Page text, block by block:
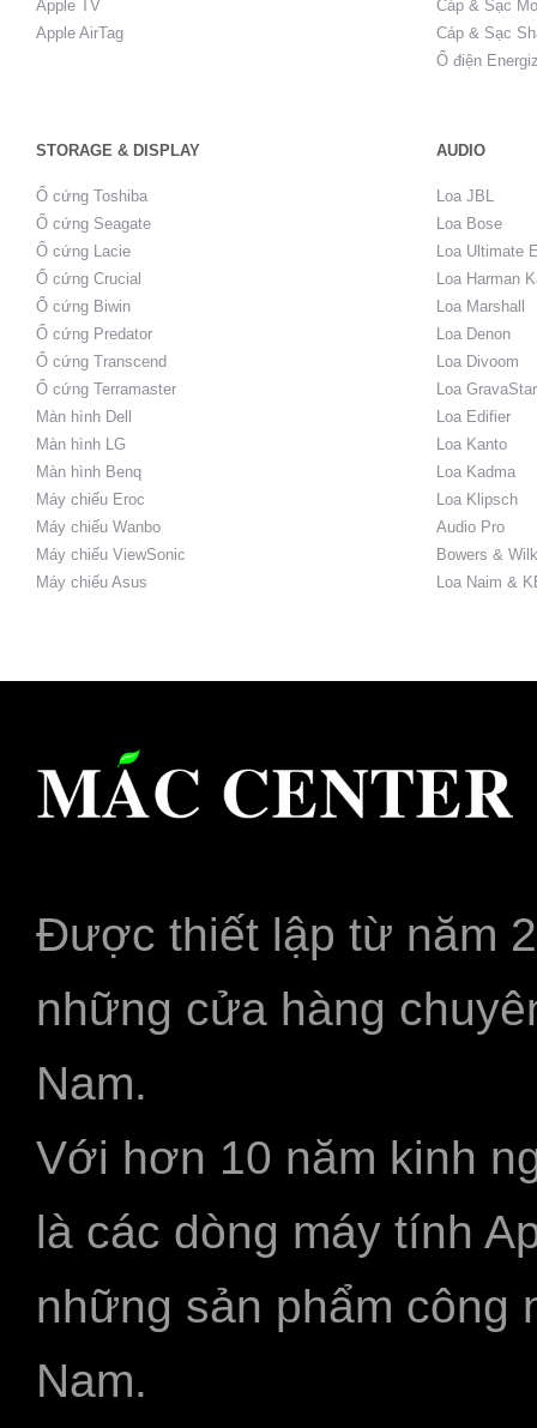
Apple TV
Apple AirTag
Cáp & Sạc
Cáp & Sạc
Ổ điện
STORAGE & DISPLAY AUDIO
Ổ cứng Toshiba
Ổ cứng Seagate
Ổ cứng Lacie
Ổ cứng Crucial
Ổ cứng Biwin
Ổ cứng Predator
Ổ cứng Transcend
Ổ cứng Terramaster
Màn hình Dell
Màn hình LG
Màn hình Benq
Máy chiếu Eroc
Máy chiếu Wanbo
Máy chiếu ViewSonic
Máy chiếu Asus
Loa JBL
Loa Bose
Loa Ultimate
Loa Harman
Loa Marshall
Loa Denon
Loa Divoom
Loa GravaStar
Loa Edifier
Loa Kanto
Loa Kadma
Loa Klipsch
Audio Pro
Bowers &
Loa Naim &
Được thiết lập từ năm
những cửa hàng
Nam.
Với hơn 10 năm kinh
là các dòng máy tính
những sản phẩm công
Nam.